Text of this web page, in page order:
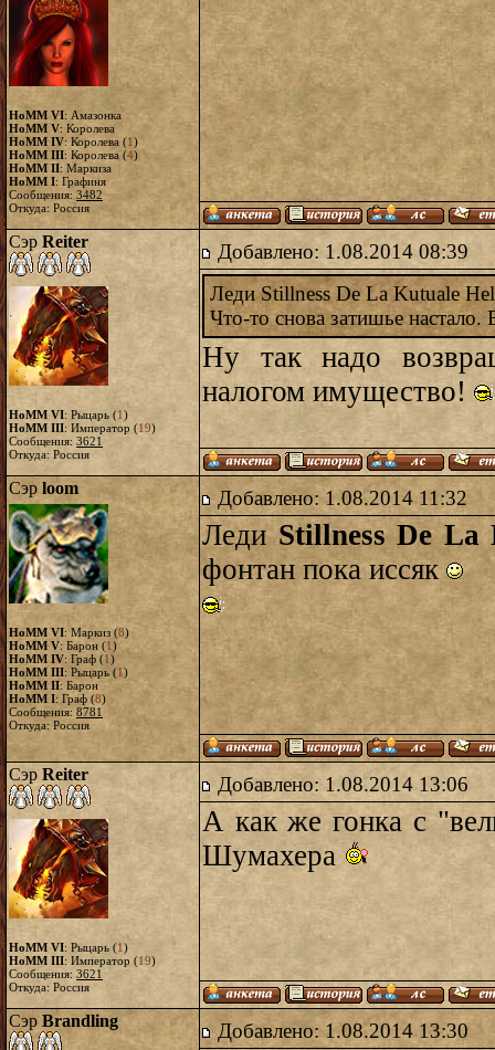
HoMM VI: Амазонка
HoMM V: Королева
HoMM IV: Королева (1)
HoMM III: Королева (4)
HoMM II: Маркиза
HoMM I: Графиня
Сообщения: 3482
Откуда: Россия
Сэр Reiter
HoMM VI: Рыцарь (1)
HoMM III: Император (19)
Сообщения: 3621
Откуда: Россия
Добавлено: 1.08.2014 08:39
Леди Stillness De La Kutuale
Что-то снова затишье настало.
Ну так надо
налогом имущество!
Сэр loom
HoMM VI: Маркиз (8)
HoMM V: Барон (1)
HoMM IV: Граф (1)
HoMM III: Рыцарь (1)
HoMM II: Барон
HoMM I: Граф (8)
Сообщения: 8781
Откуда: Россия
Добавлено: 1.08.2014 11:32
ЛедиStillness De
фонтан пока иссяк
Сэр Reiter
HoMM VI: Рыцарь (1)
HoMM III: Император (19)
Сообщения: 3621
Откуда: Россия
Добавлено: 1.08.2014 13:06
А как же гонка с
Шумахера
Сэр Brandling Добавлено: 1.08.2014 13:30